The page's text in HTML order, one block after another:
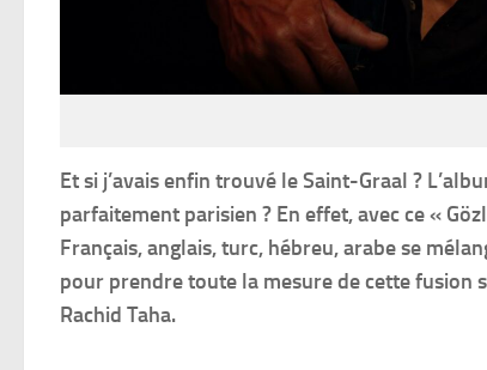
Et si j’avais enfin trouvé le Saint-Graal ?
parfaitement parisien ? En effet, avec ce «
Français, anglais, turc, hébreu, arabe se
pour prendre toute la mesure de cette fusion
Rachid Taha.